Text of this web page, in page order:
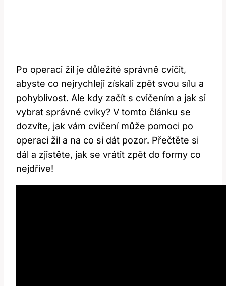
Po operaci žil je důležité správně cvičit,
abyste co nejrychleji získali zpět svou sílu a
pohyblivost. Ale kdy začít s cvičením a jak si
vybrat správné cviky? V tomto článku se
dozvíte, jak vám cvičení může pomoci po
operaci žil a na co si dát pozor. Přečtěte si
dál a zjistěte, jak se vrátit zpět do formy co
nejdříve!